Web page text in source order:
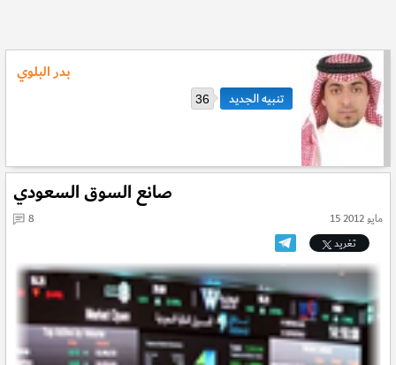
بدر البلوي
36
صانع السوق السعودي
15 مايو 2012
8
تغريد